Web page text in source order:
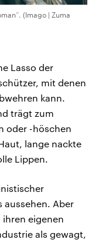
(Imago | Zuma
Lasso der
mit denen
kann.
trägt zum
oder -höschen
lange nackte
Lippen.
aussehen. Aber
ihren eigenen
als gewagt,